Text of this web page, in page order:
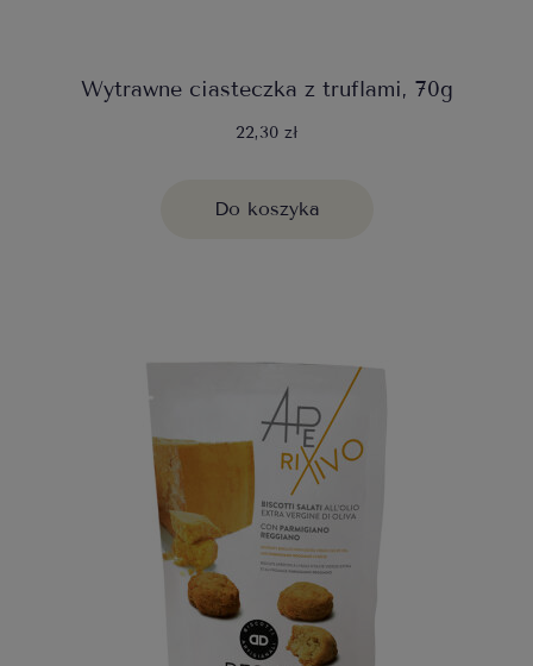
Wytrawne ciasteczka z truflami, 70g
22,30 zł
Do koszyka